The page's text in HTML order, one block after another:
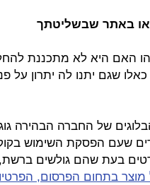
או באתר שבשליטתך
האם היא לא מתכננת
שגם יתנו לה יתרון על
של החברה הבהירה
שעם הפסקת השימוש
בעת שהם גולשים
בתחום הפרסום, הפרטיות